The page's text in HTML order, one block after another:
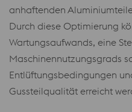
anhaftenden
Durch diese Optimierung
Wartungsaufwands, eine
Maschinennutzungsgrads
Entlüftungsbedingungen
Gussteilqualität erreicht